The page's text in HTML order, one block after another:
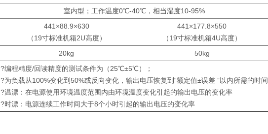
室内型；工作温度0℃-40℃，相当湿度10-95%
441×88.9×630
（19寸标准机箱2U高度）
441×177.8×550
（19寸标准机箱4U高度）
20kg 50kg
?编程精度/回读精度的测试条件为（25℃±5℃）；
?为负载从100%变化到50%或反向变化，输出电压恢复到“额定值±误差 ”以内所需的时间
?温漂：在电源使用环境温度范围内由环境温度变化引起的输出电压的变化率
?时漂：电源连续工作时间大于8个小时引起的输出电压的变化率